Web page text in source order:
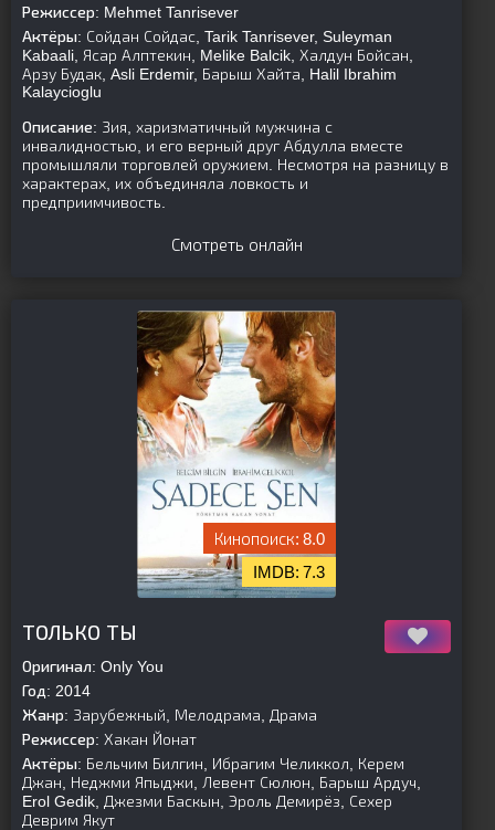
Режиссер: Mehmet Tanrisever
Актёры: Сойдан Сойдас, Tarik Tanrisever, Suleyman
Kabaali, Ясар Алптекин, Melike Balcik, Халдун Бойсан,
Арзу Будак, Asli Erdemir, Барыш Хайта, Halil Ibrahim
Kalaycioglu
Описание: Зия, харизматичный мужчина с
инвалидностью, и его верный друг Абдулла вместе
промышляли торговлей оружием. Несмотря на разницу в
характерах, их объединяла ловкость и
предприимчивость.
Смотреть онлайн
8.0
7.3
ТОЛЬКО ТЫ
Оригинал: Only You
Год: 2014
Жанр: Зарубежный, Мелодрама, Драма
Режиссер: Хакан Йонат
Актёры: Бельчим Билгин, Ибрагим Челиккол, Керем
Джан, Неджми Япыджи, Левент Сюлюн, Барыш Ардуч,
Erol Gedik, Джезми Баскын, Эроль Демирёз, Сехер
Деврим Якут